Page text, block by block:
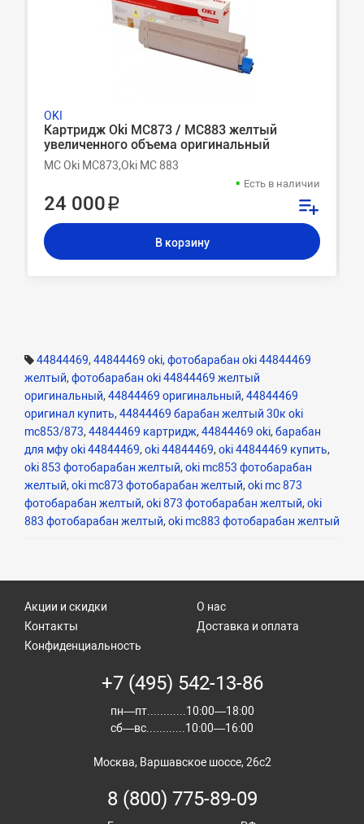
OKI
Картридж Oki MC873 / MC883 желтый
увеличенного объема оригинальный
MC Oki MC873,Oki MC 883
Есть в наличии
24 000 ₽
В корзину
44844469, 44844469 oki, фотобарабан oki 44844469
желтый, фотобарабан oki 44844469 желтый
оригинальный, 44844469 оригинальный, 44844469
оригинал купить, 44844469 барабан желтый 30к oki
mc853/873, 44844469 картридж, 44844469 oki, барабан
для мфу oki 44844469, oki 44844469, oki 44844469 купить,
oki 853 фотобарабан желтый, oki mc853 фотобарабан
желтый, oki mc873 фотобарабан желтый, oki mc 873
фотобарабан желтый, oki 873 фотобарабан желтый, oki
883 фотобарабан желтый, oki mc883 фотобарабан желтый
Акции и скидки
Контакты
О нас
Доставка и оплата
Конфиденциальность
+7 (495) 542-13-86
пн—пт............10:00—18:00
сб—вс............10:00—16:00
Москва, Варшавское шоссе, 26с2
8 (800) 775-89-09